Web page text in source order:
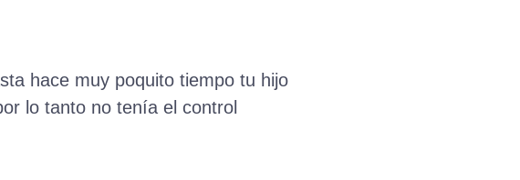
hace muy poquito tiempo tu hijo
lo tanto no tenía el control